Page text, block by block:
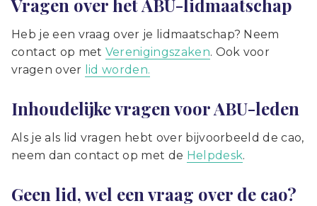
Vragen over het ABU-lidmaatschap
Heb je een vraag over je lidmaatschap? Neem
contact op met Verenigingszaken. Ook voor
vragen over lid worden.
Inhoudelijke vragen voor ABU-leden
Als je als lid vragen hebt over bijvoorbeeld de cao,
neem dan contact op met de Helpdesk.
Geen lid, wel een vraag over de cao?